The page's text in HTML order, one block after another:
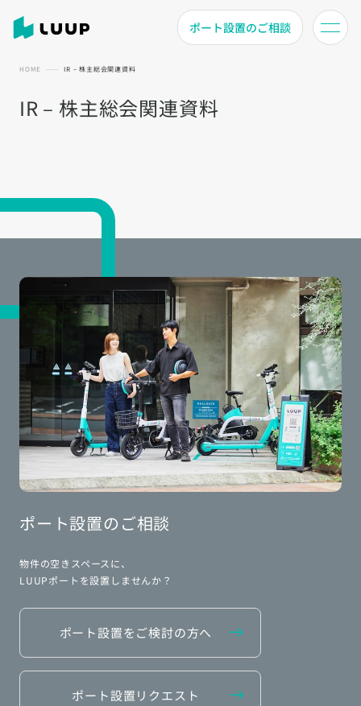
ポート設置のご相談
HOME IR – 株主総会関連資料
IR – 株主総会関連資料
ポート設置のご相談
物件の空きスペースに、
LUUPポートを設置しませんか？
ポート設置をご検討の方へ
ポート設置リクエスト